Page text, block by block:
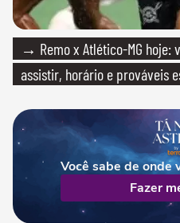
→ Remo x Atlético-MG hoje:
assistir, horário e prováveis
Você sabe de onde
Fazer